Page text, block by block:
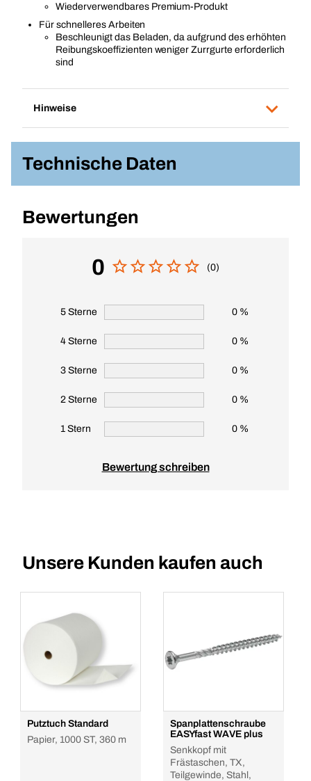
Wiederverwendbares Premium-Produkt
Für schnelleres Arbeiten
Beschleunigt das Beladen, da aufgrund des erhöhten
Reibungskoeffizienten weniger Zurrgurte erforderlich
sind
Hinweise
Technische Daten
Bewertungen
0 (0)
5 Sterne 0 %
4 Sterne 0 %
3 Sterne 0 %
2 Sterne 0 %
1 Stern 0 %
Bewertung schreiben
Unsere Kunden kaufen auch
Putztuch Standard
Papier, 1000 ST, 360 m
Spanplattenschraube
EASYfast WAVE plus
Senkkopf mit
Frästaschen, TX,
Teilgewinde, Stahl,